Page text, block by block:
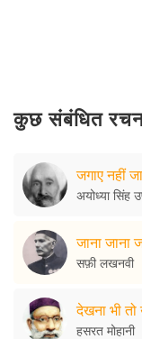
कुछ संबंधित
जगाए नहीं
अयोध्या सिंह
जाना जाना
सफ़ी लखनवी
देखना भी
हसरत मोहानी